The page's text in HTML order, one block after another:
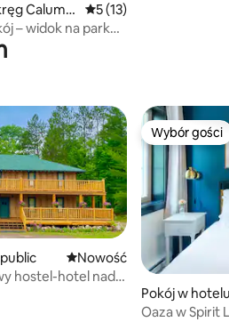
Calume
Średnia ocena: 5 na 5,
5 (13)
– widok na park
21
Nowe miejsce pobytu
Nowość
hostel-hotel nad
Wybór gości
Wybór gości
Pokój w
ngs
Oaza w Spirit